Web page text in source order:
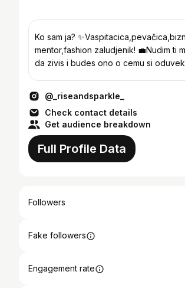
Ko sam ja? ✨Vaspitacica,pevačica,biznis
mentor,fashion zaludjenik! 💼Nudim ti mogucnost
da zivis i budes ono o cemu si oduvek
@_riseandsparkle_
Check contact details
Get audience breakdown
Full Profile Data
Followers
Fake followers
Engagement rate